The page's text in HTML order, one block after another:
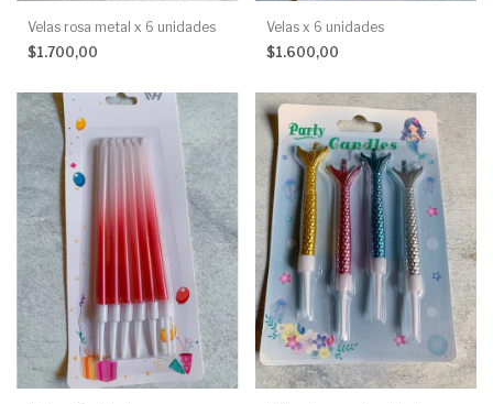
Velas rosa metal x 6 unidades
$1.700,00
Velas x 6 unidades
$1.600,00